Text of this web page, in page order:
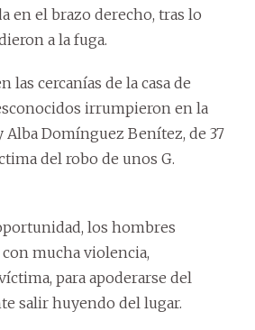
en el brazo derecho, tras lo
a la fuga.
las cercanías de la casa de
irrumpieron en la
Alba Domínguez Benítez, de 37
del robo de unos G.
los hombres
mucha violencia,
para apoderarse del
salir huyendo del lugar.